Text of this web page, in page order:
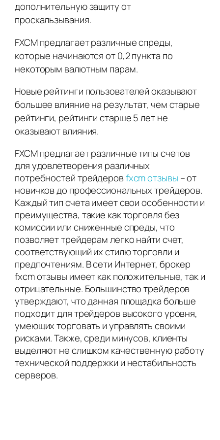
дополнительную защиту от
проскальзывания.
FXCM предлагает различные спреды,
которые начинаются от 0,2 пункта по
некоторым валютным парам.
Новые рейтинги пользователей оказывают
большее влияние на результат, чем старые
рейтинги, рейтинги старше 5 лет не
оказывают влияния.
FXCM предлагает различные типы счетов
для удовлетворения различных
потребностей трейдеровfxcm отзывы – от
новичков до профессиональных трейдеров.
Каждый тип счета имеет свои особенности и
преимущества, такие как торговля без
комиссии или сниженные спреды, что
позволяет трейдерам легко найти счет,
соответствующий их стилю торговли и
предпочтениям. В сети Интернет, брокер
fxcm отзывы имеет как положительные, так и
отрицательные. Большинство трейдеров
утверждают, что данная площадка больше
подходит для трейдеров высокого уровня,
умеющих торговать и управлять своими
рисками. Также, среди минусов, клиенты
выделяют не слишком качественную работу
технической поддержки и нестабильность
серверов.